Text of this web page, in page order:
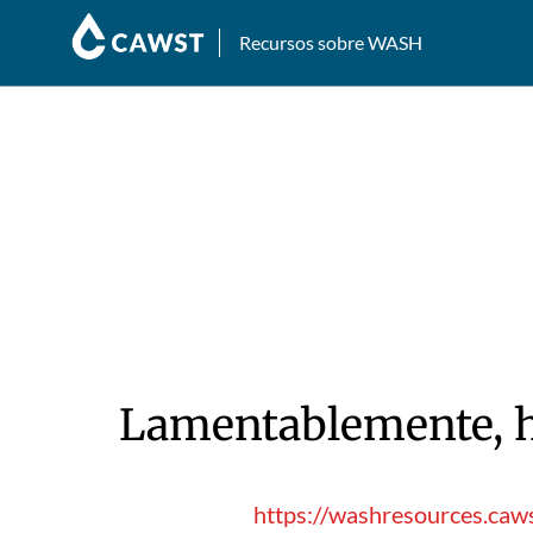
Recursos sobre WASH
Lamentablemente,
https://